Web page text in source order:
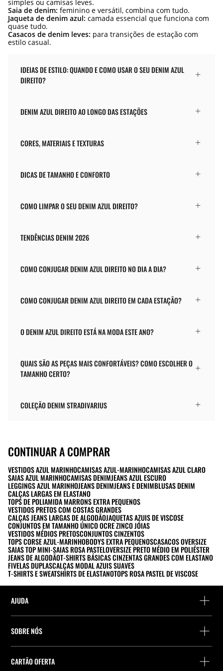
simples ou camisas leves.
Saia de denim: feminino e versátil, combina com tudo.
Jaqueta de denim azul: camada essencial que funciona com
quase tudo.
Casacos de denim leves: para transições de estação com
estilo casual.
IDEIAS DE ESTILO: QUANDO E COMO USAR O SEU DENIM AZUL
DIREITO?
DENIM AZUL DIREITO AO LONGO DAS ESTAÇÕES
CORES, MATERIAIS E TEXTURAS
DICAS DE TAMANHO E CONFORTO
COMO LIMPAR O SEU DENIM AZUL DIREITO?
TENDÊNCIAS DENIM 2026
COMO CONJUGAR DENIM AZUL DIREITO NO DIA A DIA?
COMO CONJUGAR DENIM AZUL DIREITO EM CADA ESTAÇÃO?
O DENIM AZUL DIREITO ESTÁ NA MODA ESTE ANO?
QUAIS SÃO AS PEÇAS MAIS CONFORTÁVEIS? COMO ESCOLHER O
TAMANHO CERTO?
COLEÇÃO DENIM STRADIVARIUS
CONTINUAR A COMPRAR
VESTIDOS AZUL MARINHOCAMISAS AZUL-MARINHOCAMISAS AZUL CLARO
SAIAS AZUL MARINHOCAMISAS DENIMJEANS AZUL ESCURO
LEGGINGS AZUL MARINHOJEANS DENIMJEANS E DENIMBLUSAS DENIM
CALÇAS LARGAS EM ELASTANO
TOPS DE POLIAMIDA MARRONS EXTRA PEQUENOS
VESTIDOS PRETOS COM COSTAS GRANDES
CALÇAS JEANS LARGAS DE ALGODÃOJAQUETAS AZUIS DE VISCOSE
CONJUNTOS EM TAMANHO ÚNICO OCRE ZINCO JÓIAS
VESTIDOS MÉDIOS PRETOSCONJUNTOS CINZENTOS
TOPS CORSE AZUL-MARINHOBODYS EXTRA PEQUENOSCASACOS OVERSIZE
SAIAS TOP MINI-SAIAS ROSA PASTELOVERSIZE PRETO MÉDIO EM POLIÉSTER
JEANS DE ALGODÃOT-SHIRTS BÁSICAS CINZENTAS GRANDES COM ELASTANO
FIVELAS DUPLASCALÇAS MODAL AZUIS SUAVES
T-SHIRTS E SWEATSHIRTS DE ELASTANOTOPS ROSA PASTEL DE VISCOSE
AJUDA
Localiza a tua encomenda
Localizador de pontos de entrega
SOBRE NÓS
Empresa
CARTÃO OFERTA